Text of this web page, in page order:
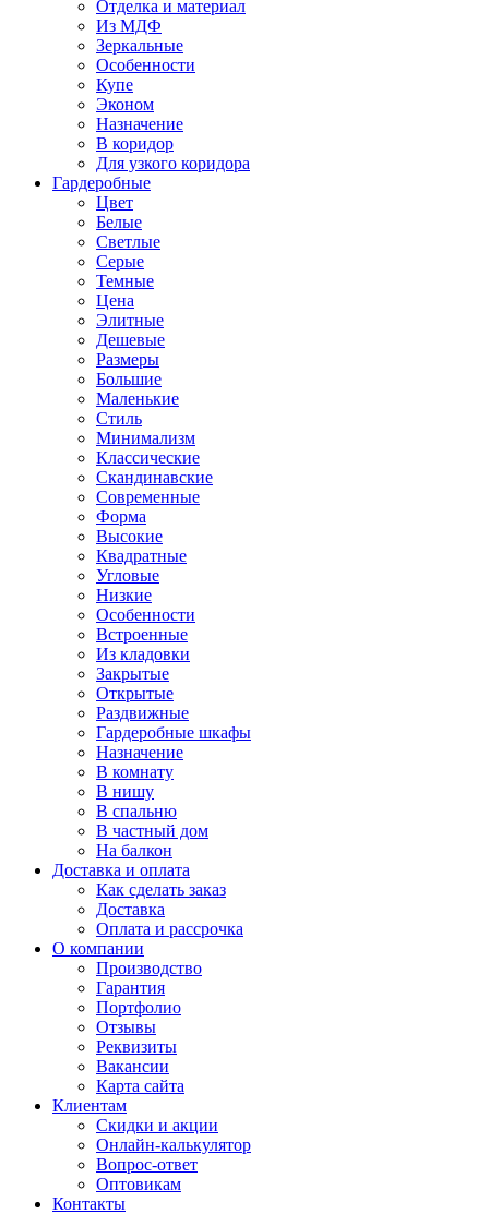
Отделка и материал
Из МДФ
Зеркальные
Особенности
Купе
Эконом
Назначение
В коридор
Для узкого коридора
Гардеробные
Цвет
Белые
Светлые
Серые
Темные
Цена
Элитные
Дешевые
Размеры
Большие
Маленькие
Стиль
Минимализм
Классические
Скандинавские
Современные
Форма
Высокие
Квадратные
Угловые
Низкие
Особенности
Встроенные
Из кладовки
Закрытые
Открытые
Раздвижные
Гардеробные шкафы
Назначение
В комнату
В нишу
В спальню
В частный дом
На балкон
Доставка и оплата
Как сделать заказ
Доставка
Оплата и рассрочка
О компании
Производство
Гарантия
Портфолио
Отзывы
Реквизиты
Вакансии
Карта сайта
Клиентам
Скидки и акции
Онлайн-калькулятор
Вопрос-ответ
Оптовикам
Контакты